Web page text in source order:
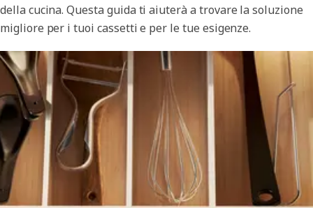
della cucina. Questa guida ti aiuterà a trovare la soluzione
migliore per i tuoi cassetti e per le tue esigenze.